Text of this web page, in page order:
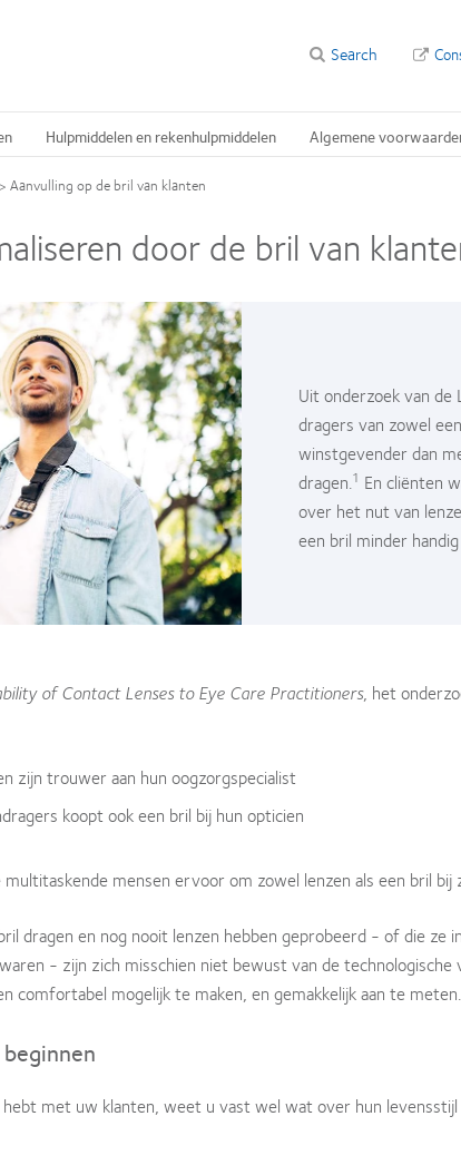
Search
Hulpmiddelen en rekenhulpmiddelen Algemene
> Aanvulling op de bril van klanten
door de bril van
Uit onderzoek van de
dragers van zowel
winstgevender dan
dragen.1 En cliënten
over het nut van
een bril minder
of Contact Lenses to Eye Care Practitioners, het
zijn trouwer aan hun oogzorgspecialist
koopt ook een bril bij hun opticien
mensen ervoor om zowel lenzen als een bril bij
dragen en nog nooit lenzen hebben geprobeerd - of die ze
- zijn zich misschien niet bewust van de
comfortabel mogelijk te maken, en gemakkelijk aan te meten.
met uw klanten, weet u vast wel wat over hun